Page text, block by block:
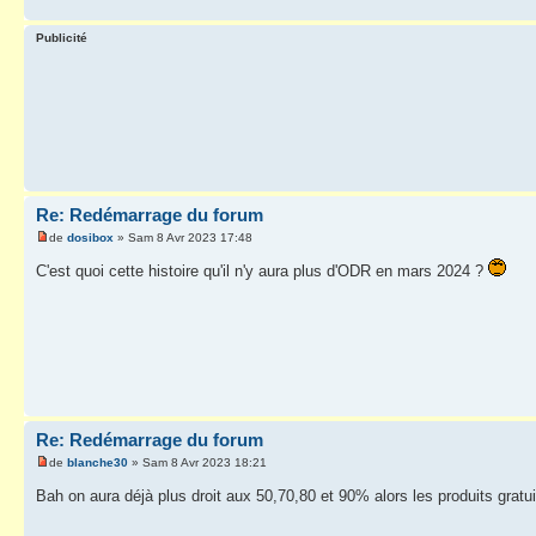
Publicité
Re: Redémarrage du forum
de dosibox » Sam 8 Avr 2023 17:48
C'est quoi cette histoire qu'il n'y aura plus d'ODR en mars 2024 ?
Re: Redémarrage du forum
de blanche30 » Sam 8 Avr 2023 18:21
Bah on aura déjà plus droit aux 50,70,80 et 90% alors les produits